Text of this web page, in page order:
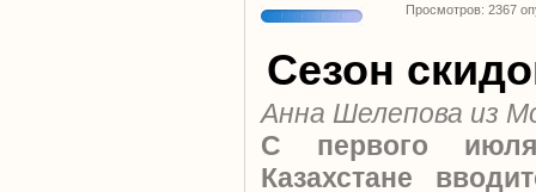
Просмотров: 2367
Сезон
Анна Шелепова из
С первого
Казахстане